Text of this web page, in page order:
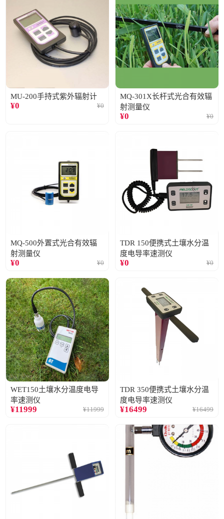
MU-200手持式紫外辐射计
¥0 ¥0
MQ-301X长杆式光合有效辐
射测量仪
¥0 ¥0
MQ-500外置式光合有效辐
射测量仪
¥0 ¥0
TDR 150便携式土壤水分温
度电导率速测仪
¥0 ¥0
WET150土壤水分温度电导
率速测仪
¥11999 ¥11999
TDR 350便携式土壤水分温
度电导率速测仪
¥16499 ¥16499